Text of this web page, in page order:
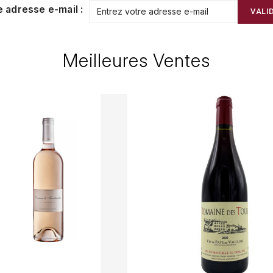
adresse e-mail :
Meilleures Ventes